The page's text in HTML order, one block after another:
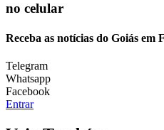
no celular
Receba as notícias do Goiás em
Telegram
Whatsapp
Facebook
Entrar